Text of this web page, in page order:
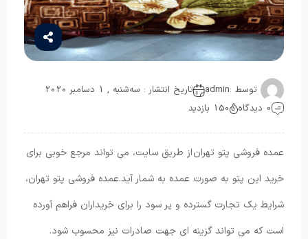
توسط :admin
تاریخ انتشار : سه‌شنبه , 1 دسامبر 2020
0 دیدگاه
150 بازدید
عمده فروشی پتو تهران از طریق سایت، می تواند مرجع خوبی برای
خرید این پتو به صورت عمده به شمار آید.عمده فروشی پتو تهران،
شرایط یک تجارت گسترده و پر سود را برای خریداران فراهم آورده
است که می تواند گزینه ای جهت صادرات نیز محسوب شود.